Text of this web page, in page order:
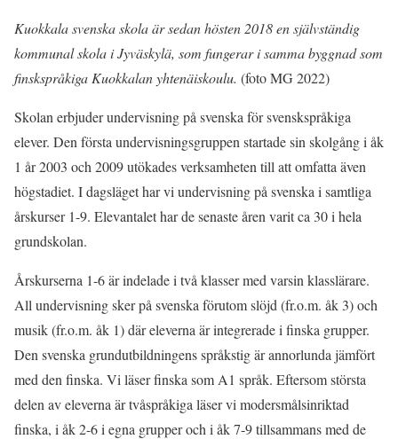
Kuokkala svenska skola är sedan hösten 2018 en självständig
kommunal skola i Jyväskylä, som fungerar i samma byggnad som
finskspråkiga Kuokkalan yhtenäiskoulu. (foto MG 2022)
Skolan erbjuder undervisning på svenska för svenskspråkiga
elever. Den första undervisningsgruppen startade sin skolgång i åk
1 år 2003 och 2009 utökades verksamheten till att omfatta även
högstadiet. I dagsläget har vi undervisning på svenska i samtliga
årskurser 1-9. Elevantalet har de senaste åren varit ca 30 i hela
grundskolan.
Årskurserna 1-6 är indelade i två klasser med varsin klasslärare.
All undervisning sker på svenska förutom slöjd (fr.o.m. åk 3) och
musik (fr.o.m. åk 1) där eleverna är integrerade i finska grupper.
Den svenska grundutbildningens språkstig är annorlunda jämfört
med den finska. Vi läser finska som A1 språk. Eftersom största
delen av eleverna är tvåspråkiga läser vi modersmålsinriktad
finska, i åk 2-6 i egna grupper och i åk 7-9 tillsammans med de